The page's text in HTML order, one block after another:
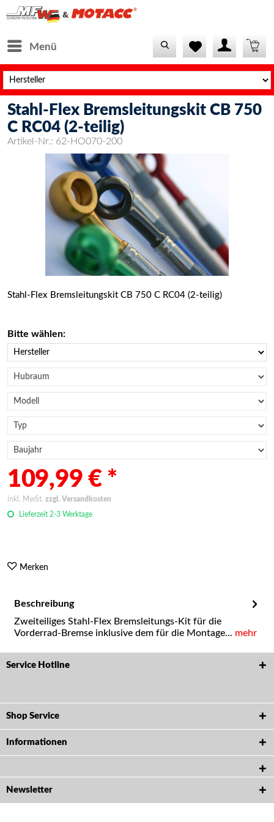
Menü
Stahl-Flex Bremsleitungskit CB 750
C RC04 (2-teilig)
Artikel-Nr.: 62-HO070-200
Stahl-Flex Bremsleitungskit CB 750 C RC04 (2-teilig)
Bitte wählen:
109,99 € *
inkl. MwSt. zzgl. Versandkosten
Lieferzeit 2-3 Werktage
Merken
Beschreibung
Zweiteiliges Stahl-Flex Bremsleitungs-Kit für die
Vorderrad-Bremse inklusive dem für die Montage... mehr
Service Hotline
Shop Service
Informationen
Newsletter